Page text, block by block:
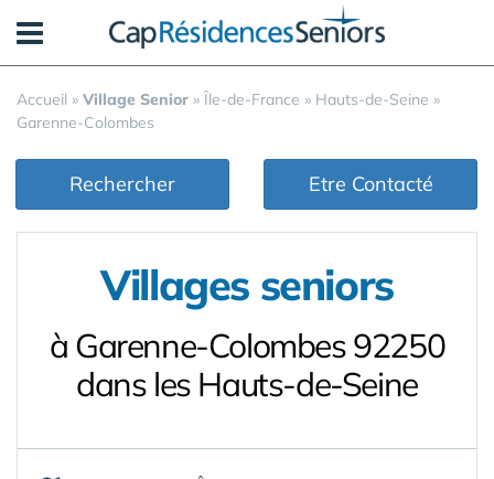
Accueil » Village Senior » Île-de-France » Hauts-de-Seine »
Garenne-Colombes
Rechercher Etre Contacté
Villages seniors
à Garenne-Colombes 92250
dans les Hauts-de-Seine